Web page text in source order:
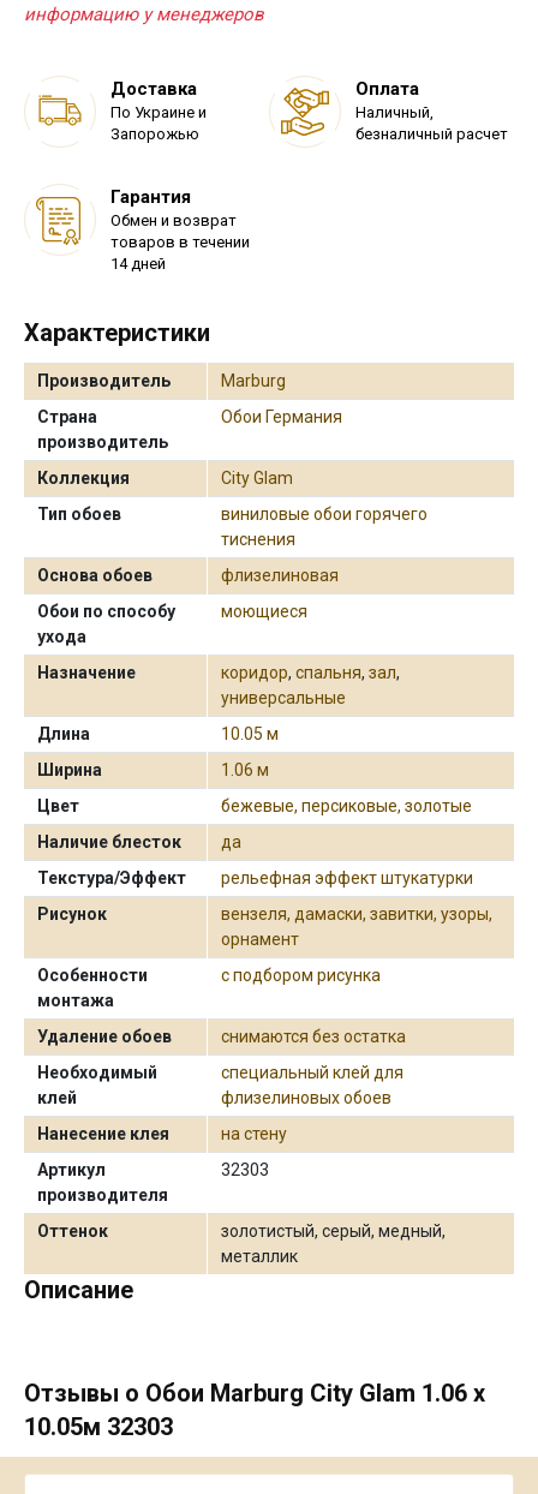
информацию у менеджеров
Доставка
По Украине и
Запорожью
Оплата
Наличный,
безналичный расчет
Гарантия
Обмен и возврат
товаров в течении
14 дней
Характеристики
Производитель
Marburg
Страна
производитель
Обои Германия
Коллекция
City Glam
Тип обоев
виниловые обои горячего
тиснения
Основа обоев
флизелиновая
Обои по способу
ухода
моющиеся
Назначение коридор,спальня,зал,
универсальные
Длина
10.05 м
Ширина
1.06 м
Цвет
бежевые, персиковые, золотые
Наличие блесток
да
Текстура/Эффект
рельефная эффект штукатурки
Рисунок
вензеля, дамаски, завитки, узоры,
орнамент
Особенности
монтажа
с подбором рисунка
Удаление обоев
снимаются без остатка
Необходимый
клей
специальный клей для
флизелиновых обоев
Нанесение клея
на стену
Артикул
производителя
32303
Оттенок
золотистый, серый, медный,
металлик
Описание
Отзывы о Обои Marburg City Glam 1.06 х
10.05м 32303